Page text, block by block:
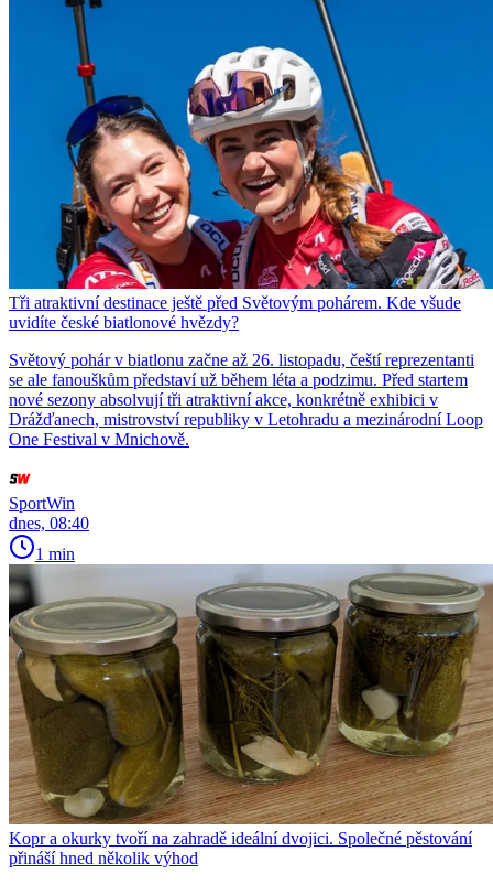
Tři atraktivní destinace ještě před Světovým pohárem. Kde všude
uvidíte české biatlonové hvězdy?
Světový pohár v biatlonu začne až 26. listopadu, čeští reprezentanti
se ale fanouškům představí už během léta a podzimu. Před startem
nové sezony absolvují tři atraktivní akce, konkrétně exhibici v
Drážďanech, mistrovství republiky v Letohradu a mezinárodní Loop
One Festival v Mnichově.
SportWin
dnes, 08:40
1 min
Kopr a okurky tvoří na zahradě ideální dvojici. Společné pěstování
přináší hned několik výhod